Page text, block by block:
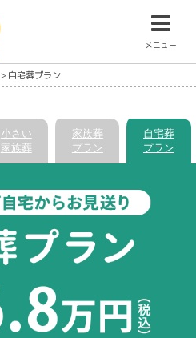
メニュー
> 自宅葬プラン
小さい
家族葬
家族葬
プラン
自宅葬
プラン